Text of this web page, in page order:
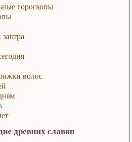
гороскопы
волос
древних славян